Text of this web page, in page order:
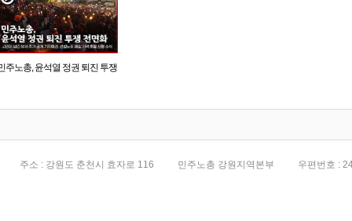
주노총, 윤석열 정권 퇴진 투쟁
주소 : 강원도 춘천시 효자로 116 민주노총 강원지역본부 우편번호 :